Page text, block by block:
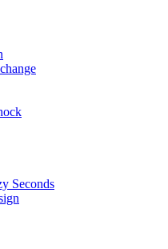
Seconds